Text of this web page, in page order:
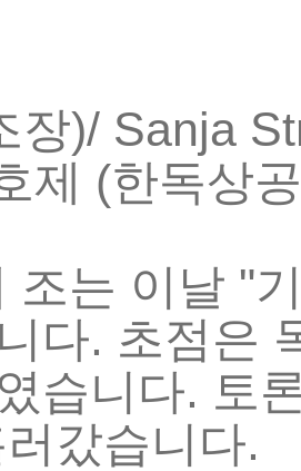
장)/ Sanja
제 (한독상
조는 이날 "
다. 초점은
습니다. 토
갔습니다.